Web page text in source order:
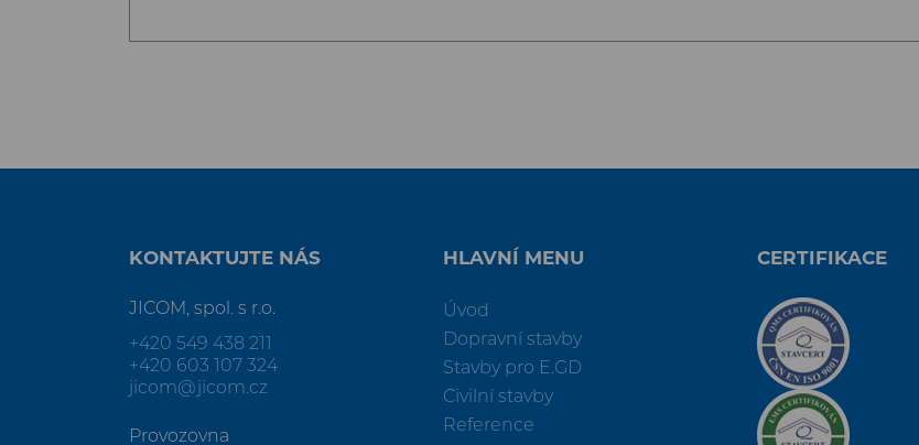
KONTAKTUJTE NÁS
JICOM, spol. s r.o.
+420 549 438 211
+420 603 107 324
jicom@jicom.cz
Provozovna
HLAVNÍ MENU
Úvod
Dopravní stavby
Stavby pro E.GD
Civilní stavby
Reference
CERTIFIKACE